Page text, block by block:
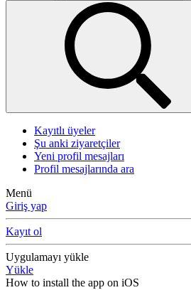
Kayıtlı üyeler
Şu anki ziyaretçiler
Yeni profil mesajları
Profil mesajlarında ara
Menü
Giriş yap
Kayıt ol
Uygulamayı yükle
Yükle
How to install the app on iOS